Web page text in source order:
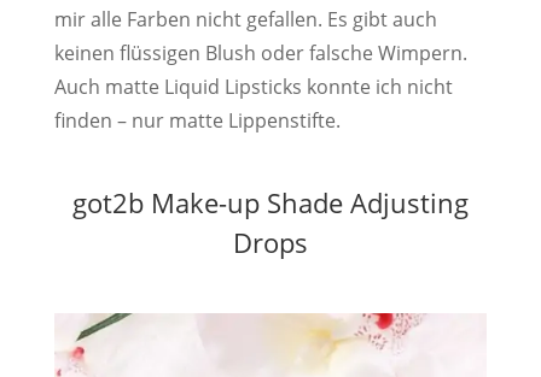
mir alle Farben nicht gefallen. Es gibt auch
keinen flüssigen Blush oder falsche Wimpern.
Auch matte Liquid Lipsticks konnte ich nicht
finden – nur matte Lippenstifte.
got2b Make-up Shade Adjusting
Drops